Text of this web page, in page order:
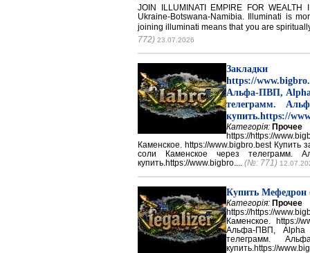
JOIN ILLUMINATI EMPIRE FOR WEALTH
Ukraine-Botswana-Namibia. Illuminati is
joining illuminati means that you are
772) 23.07.2026
Закладки
https://
Альфа-ПВП, Alpha
телеграмм.
купить.https://
Категорія: Прочее
https://https://
Каменское. https://www.bigbro.best Купить
соли Каменское через телеграмм.
купить.https://www.bigbro.... (№: 771)
Купить
Категорія: Прочее
https://https://
Каменское. https://
Альфа-ПВП, Alpha
телеграмм.
купить.https://